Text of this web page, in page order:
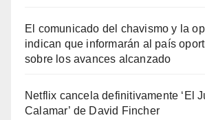
El comunicado del chavismo y la
indican que informarán al país
sobre los avances alcanzado
Netflix cancela definitivamente ‘El
Calamar’ de David Fincher